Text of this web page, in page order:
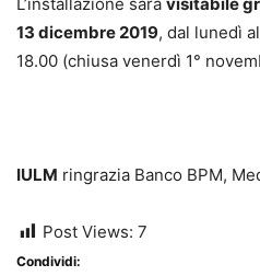
13 dicembre 2019, dal lunedì
18.00 (chiusa venerdì 1°
IULM ringrazia Banco BPM,
Post Views: 7
Condividi: